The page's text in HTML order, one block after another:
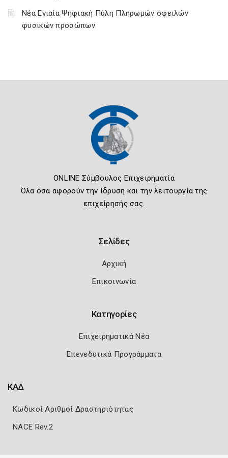
Νέα Ενιαία Ψηφιακή Πύλη Πληρωμών οφειλών
φυσικών προσώπων
ONLINE Σύμβουλος Επιχειρηματία
Όλα όσα αφορούν την ίδρυση και την λειτουργία της
επιχείρησής σας.
Σελίδες
Αρχική
Επικοινωνία
Κατηγορίες
Επιχειρηματικά Νέα
Επενεδυτικά Προγράμματα
ΚΑΔ
Κωδικοί Αριθμοί Δραστηριότητας
NACE Rev.2